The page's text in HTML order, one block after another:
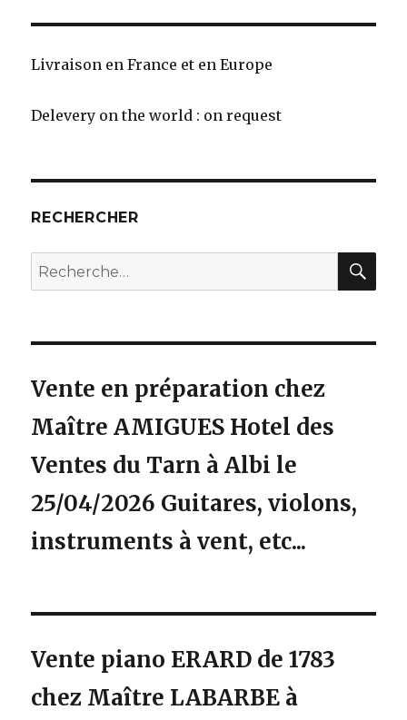
Livraison en France et en Europe
Delevery on the world : on request
RECHERCHER
Recherche
pour
Vente en préparation chez
Maître AMIGUES Hotel des
Ventes du Tarn à Albi le
25/04/2026 Guitares, violons,
instruments à vent, etc...
Vente piano ERARD de 1783
chez Maître LABARBE à